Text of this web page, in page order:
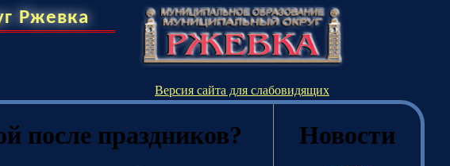
Ржевка
Версия сайта для слабовидящих
Новости
после праздников?